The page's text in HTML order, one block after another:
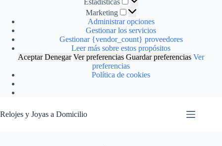
Marketing Marketing
Administrar opciones
Gestionar los servicios
Gestionar {vendor_count} proveedores
Leer más sobre estos propósitos
Aceptar Denegar Ver preferencias Guardar preferencias Ver
preferencias
Política de cookies
Relojes y Joyas a Domicilio